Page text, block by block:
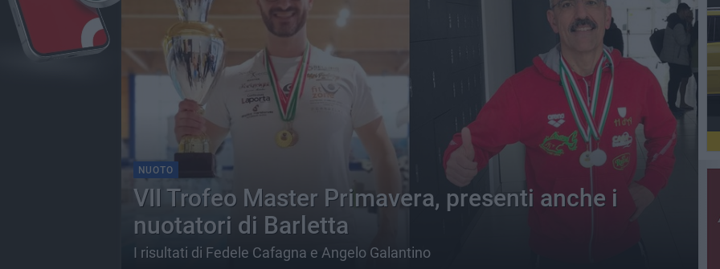
NUOTO
VII Trofeo Master Primavera, presenti anche i
nuotatori di Barletta
I risultati di Fedele Cafagna e Angelo Galantino